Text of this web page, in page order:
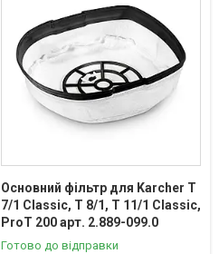
Основний фільтр для Karcher T
7/1 Classic, T 8/1, T 11/1 Classic,
ProT 200 арт. 2.889-099.0
Готово до відправки